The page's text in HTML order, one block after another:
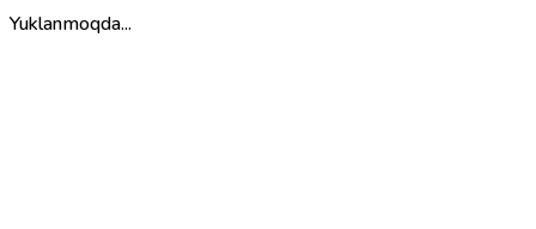
Yuklanmoqda...